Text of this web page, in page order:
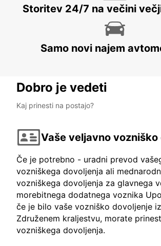
MEXICALI DOWNTOWN
Storitev 24/7 na večini
Samo novi najem
Dobro je vedeti
Kaj prinesti na postajo?
Vaše veljavno
Če je potrebno - uradni prevod
vozniškega dovoljenja ali
vozniškega dovoljenja za glavnega
morebitnega dodatnega voznika
če je bilo vaše vozniško dovoljenje
Združenem kraljestvu, morate
vozniškega dovoljenja.